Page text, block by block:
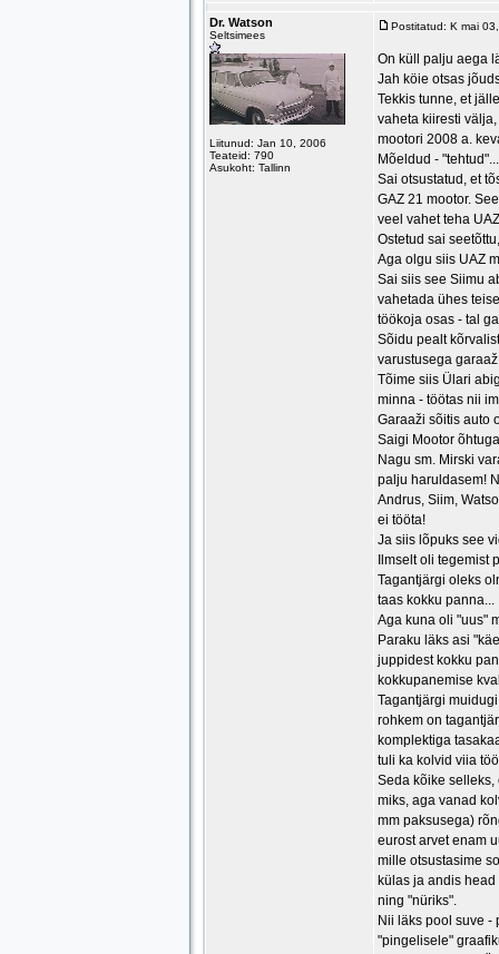
Dr. Watson
Seltsimees
Liitunud: Jan 10, 2006
Teateid: 790
Asukoht: Tallinn
Postitatud: K mai
On küll palju aega
Jah köie otsas
Tekkis tunne, et
vaheta kiiresti
mootori 2008 a.
Mõeldud -
Sai otsustatud, et
GAZ 21 mootor.
veel vahet teha
Ostetud sai
Aga olgu siis UAZ
Sai siis see Siimu
vahetada ühes
töökoja osas - tal
Sõidu pealt
varustusega
Tõime siis Ülari
minna - töötas nii
Garaaži sõitis auto
Saigi Mootor
Nagu sm. Mirski
palju haruldasem!
Andrus, Siim,
ei tööta!
Ja siis lõpuks see
Ilmselt oli tegemist
Tagantjärgi oleks
taas kokku panna...
Aga kuna oli "uus"
Paraku läks asi
juppidest kokku
kokkupanemise
Tagantjärgi
rohkem on
komplektiga
tuli ka kolvid viia
Seda kõike selleks,
miks, aga vanad
mm paksusega)
eurost arvet enam
mille otsustasime
külas ja andis
ning "nüriks".
Nii läks pool suve -
"pingelisele"